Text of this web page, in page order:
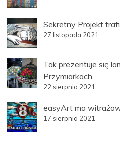
Sekretny Projekt
27 listopada 2021
Tak prezentuje się
Przymiarkach
22 sierpnia 2021
easyArt ma
17 sierpnia 2021